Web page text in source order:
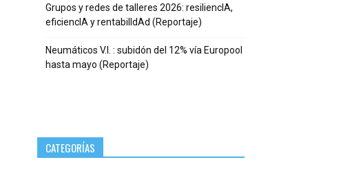
Grupos y redes de talleres 2026: resiliencIA,
eficiencIA y rentabilIdAd (Reportaje)
Neumáticos V.I. : subidón del 12% vía Europool
hasta mayo (Reportaje)
CATEGORÍAS